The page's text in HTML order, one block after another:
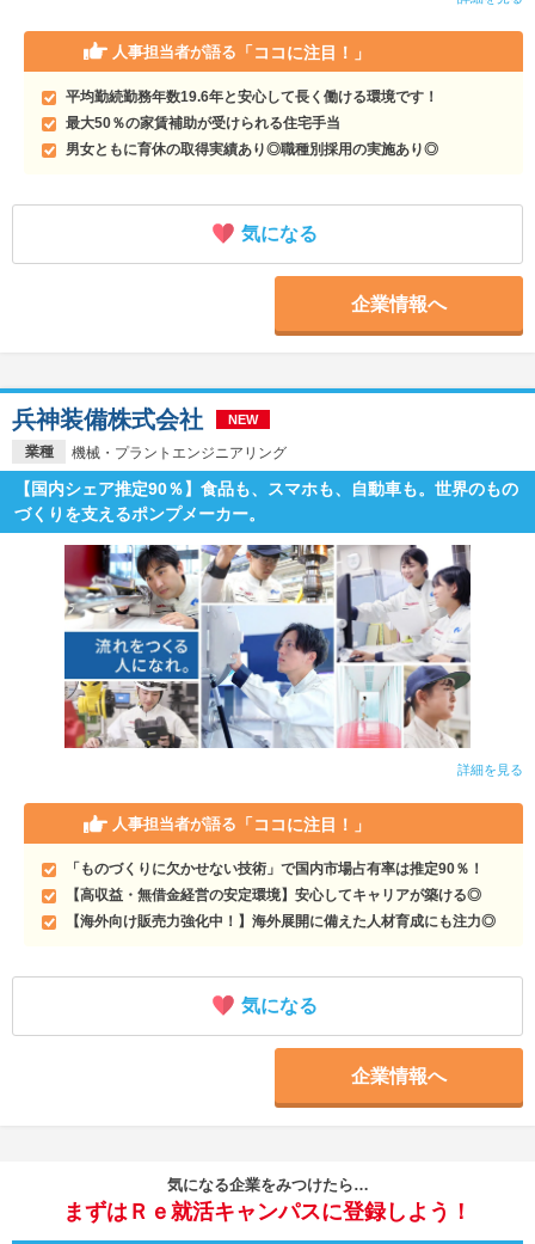
人事担当者が語る 「ココに注目！」
平均勤続勤務年数19.6年と安心して長く働ける環境です！
最大50％の家賃補助が受けられる住宅手当
男女ともに育休の取得実績あり◎職種別採用の実施あり◎
気になる
企業情報へ
業種 機械・プラントエンジニアリング
兵神装備株式会社 NEW
【国内シェア推定90％】食品も、スマホも、自動車も。世界のもの
づくりを支えるポンプメーカー。
詳細を見る
人事担当者が語る 「ココに注目！」
「ものづくりに欠かせない技術」で国内市場占有率は推定90％！
【高収益・無借金経営の安定環境】安心してキャリアが築ける◎
【海外向け販売力強化中！】海外展開に備えた人材育成にも注力◎
気になる
企業情報へ
気になる企業をみつけたら…
まずはＲｅ就活キャンパスに登録しよう！